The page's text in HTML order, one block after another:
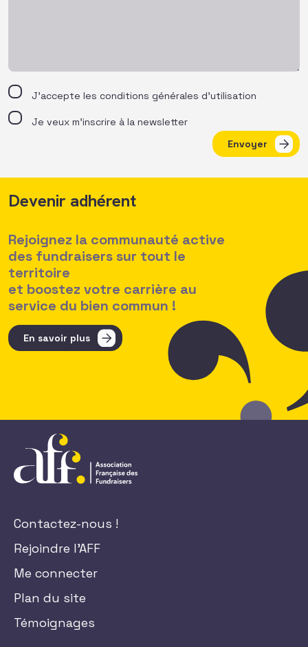
J’accepte les conditions générales d’utilisation
Je veux m'inscrire à la newsletter
Envoyer
Devenir adhérent
Rejoignez la communauté active
des fundraisers sur tout le
territoire
et boostez votre carrière au
service du bien commun !
En savoir plus
Contactez-nous !
Rejoindre l'AFF
Me connecter
Plan du site
Témoignages